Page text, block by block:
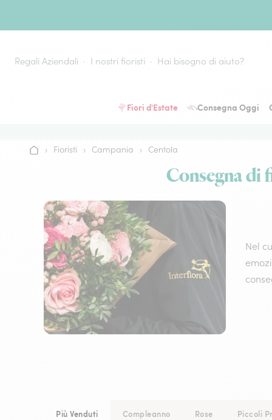
Regali Aziendali I nostri fioristi Hai bisogno di aiuto?
Fiori d'Estate Consegna Oggi
Home› Fioristi › Campania › Centola
Consegna
Nel
Più Venduti Compleanno Rose Piccoli